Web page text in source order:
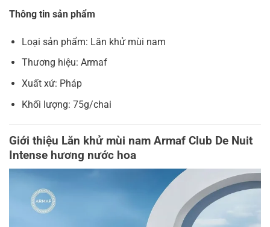
Thông tin sản phẩm
Loại sản phẩm: Lăn khử mùi nam
Thương hiệu: Armaf
Xuất xứ: Pháp
Khối lượng: 75g/chai
Giới thiệu Lăn khử mùi nam Armaf Club De Nuit
Intense hương nước hoa